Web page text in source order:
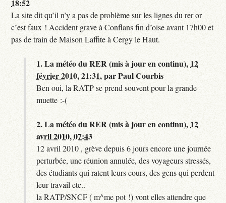
18:52
La site dit qu’il n’y a pas de problème sur les lignes du rer or
c’est faux ! Accident grave à Conflans fin d’oise avant 17h00 et
pas de train de Maison Laffite à Cergy le Haut.
1.La météo du RER (mis à jour en continu), 12
février 2010, 21:31,parPaul Courbis
Ben oui, la RATP se prend souvent pour la grande
muette :-(
2.La météo du RER (mis à jour en continu), 12
avril 2010, 07:43
12 avril 2010 , grève depuis 6 jours encore une journée
perturbée, une réunion annulée, des voyageurs stressés,
des étudiants qui ratent leurs cours, des gens qui perdent
leur travail etc..
la RATP/SNCF ( m^me pot !) vont elles attendre que